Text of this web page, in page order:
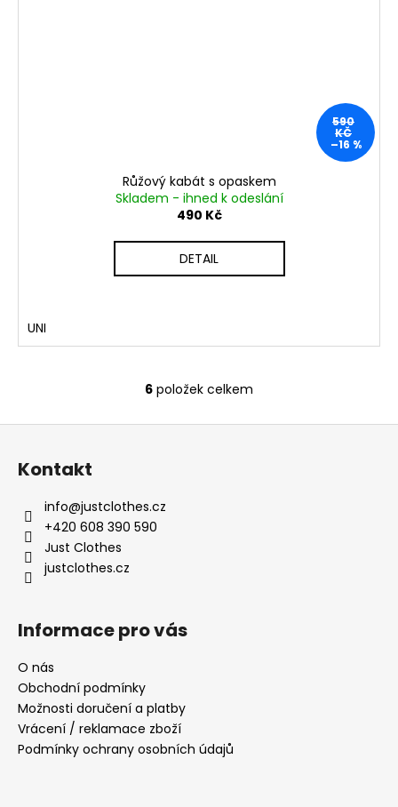
590
KČ
–16 %
Růžový kabát s opaskem
Skladem - ihned k odeslání
490 Kč
DETAIL
UNI
O
v
u
6 položek celkem
Kontakt
info@justclothes.cz
+420 608 390 590
Just Clothes
justclothes.cz
Informace pro vás
O nás
Obchodní podmínky
Možnosti doručení a platby
Vrácení / reklamace zboží
Podmínky ochrany osobních údajů